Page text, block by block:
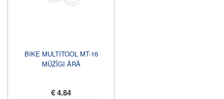
BIKE MULTITOOL MT-16
MŪŽĪGI ĀRĀ
€ 4.84